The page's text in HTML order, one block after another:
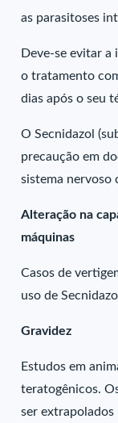
as parasitoses
Deve-se evitar a
o tratamento
dias após o seu
O Secnidazol
precaução em
sistema nervoso
Alteração na
máquinas
Casos de
uso de
Gravidez
Estudos em
teratogênicos.
ser extrapolados